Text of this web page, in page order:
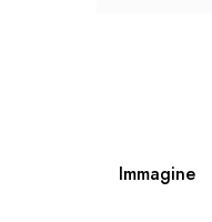
Immagine